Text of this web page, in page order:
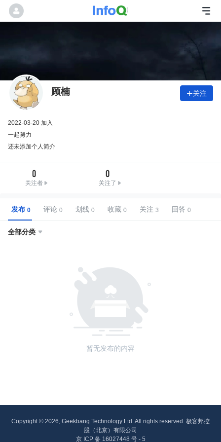
顾楠 关注
2022-03-20 加入
一起努力
还未添加个人简介
0
关注者
0
关注了
发布 评论 划线 收藏 关注 回答
全部分类 
暂无发布的内容
Copyright © 2026, Geekbang Technology Ltd. All rights reserved. 极客邦控
股（北京）有限公司
京 ICP 备 16027448 号 - 5